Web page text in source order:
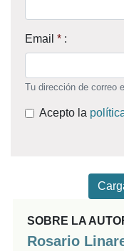
Email * :
Tu dirección de correo
Acepto la
SOBRE LA
Rosario